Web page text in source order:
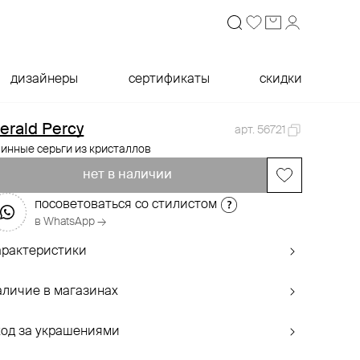
дизайнеры сертификаты скидки
Percy
арт. 56721
серьги из кристаллов
нет в наличии
посоветоваться со стилистом
в WhatsApp →
в магазинах
за украшениями